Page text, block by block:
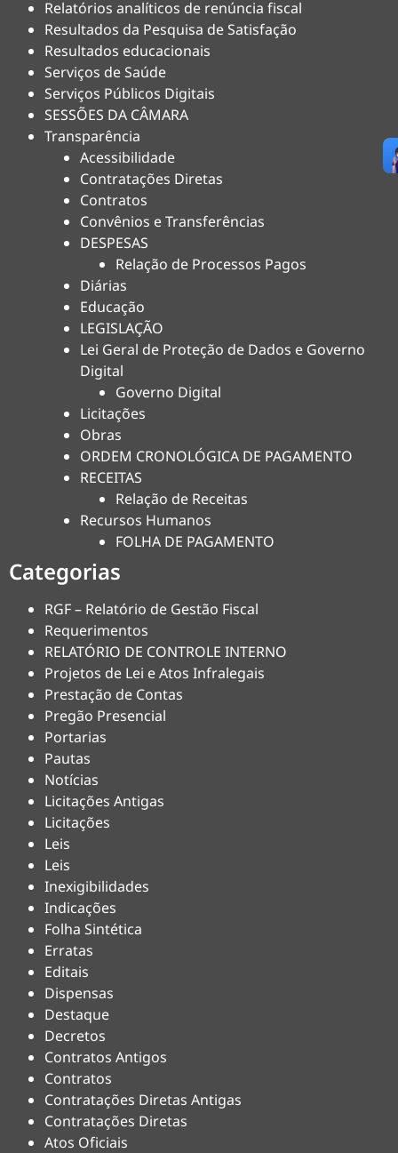
Relatórios analíticos de renúncia fiscal
Resultados da Pesquisa de Satisfação
Resultados educacionais
Serviços de Saúde
Serviços Públicos Digitais
SESSÕES DA CÂMARA
Transparência
Acessibilidade
Contratações Diretas
Contratos
Convênios e Transferências
DESPESAS
Relação de Processos Pagos
Diárias
Educação
LEGISLAÇÃO
Lei Geral de Proteção de Dados e Governo
Digital
Governo Digital
Licitações
Obras
ORDEM CRONOLÓGICA DE PAGAMENTO
RECEITAS
Relação de Receitas
Recursos Humanos
FOLHA DE PAGAMENTO
Categorias
RGF – Relatório de Gestão Fiscal
Requerimentos
RELATÓRIO DE CONTROLE INTERNO
Projetos de Lei e Atos Infralegais
Prestação de Contas
Pregão Presencial
Portarias
Pautas
Notícias
Licitações Antigas
Licitações
Leis
Leis
Inexigibilidades
Indicações
Folha Sintética
Erratas
Editais
Dispensas
Destaque
Decretos
Contratos Antigos
Contratos
Contratações Diretas Antigas
Contratações Diretas
Atos Oficiais